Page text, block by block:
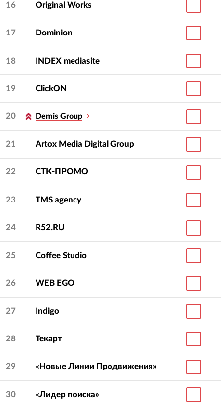
16 Original Works
17 Dominion
18 INDEX mediasite
19 ClickON
20 Demis Group
21 Artox Media Digital Group
22 СТК-ПРОМО
23 TMS agency
24 R52.RU
25 Coffee Studio
26 WEB EGO
27 Indigo
28 Текарт
29 «Новые Линии Продвижения»
30 «Лидер поиска»